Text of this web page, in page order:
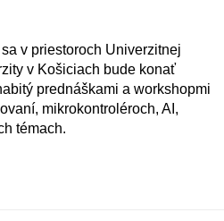
v priestoroch Univerzitnej
v Košiciach bude konať
prednáškami a workshopmi
mikrokontroléroch, AI,
témach.